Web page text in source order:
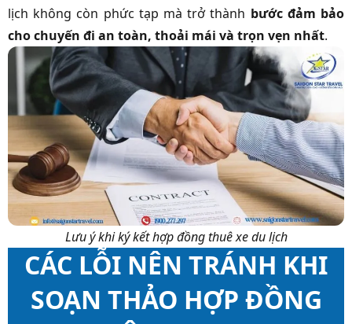
lịch không còn phức tạp mà trở thành bước đảm bảo
cho chuyến đi an toàn, thoải mái và trọn vẹn nhất.
Lưu ý khi ký kết hợp đồng thuê xe du lịch
CÁC LỖI NÊN TRÁNH KHI
SOẠN THẢO HỢP ĐỒNG